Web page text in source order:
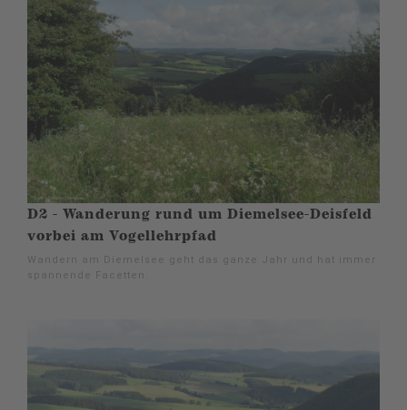
D2 - Wanderung rund um Diemelsee-Deisfeld
vorbei am Vogellehrpfad
Wandern am Diemelsee geht das ganze Jahr und hat immer
spannende Facetten.